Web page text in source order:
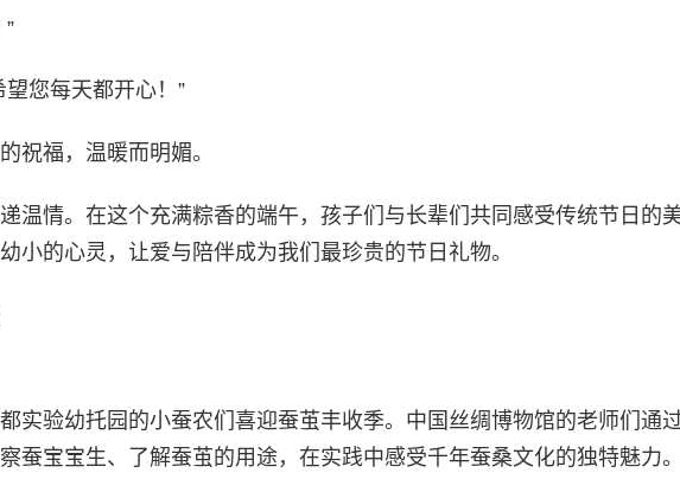
您每天都开心！”
祝福，温暖而明媚。
温情。在这个充满粽香的端午，孩子们与长辈们共同感受传统节日的
小的心灵，让爱与陪伴成为我们最珍贵的节日礼物。
实验幼托园的小蚕农们喜迎蚕茧丰收季。中国丝绸博物馆的老师们通
蚕宝宝生、了解蚕茧的用途，在实践中感受千年蚕桑文化的独特魅力。